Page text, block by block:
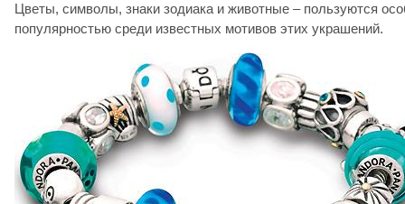
Цветы, символы, знаки зодиака и животные – пользуются
популярностью среди известных мотивов этих украшений.